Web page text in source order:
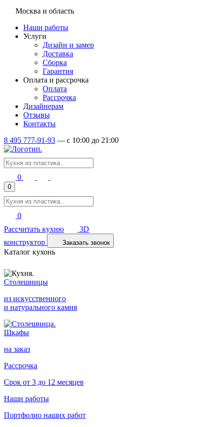
Москва и область
Наши работы
Услуги
Дизайн и замер
Доставка
Сборка
Гарантия
Оплата и рассрочка
Оплата
Рассрочка
Дизайнерам
Отзывы
Контакты
8 495 777-91-93 — c 10:00 до 21:00
0
0
0
Рассчитать кухню
3D
конструктор
Заказать звонок
Каталог кухонь
Столешницы
из искусственного
и натурального камня
Шкафы
на заказ
Рассрочка
Срок от 3 до 12 месяцев
Наши работы
Портфолио наших работ